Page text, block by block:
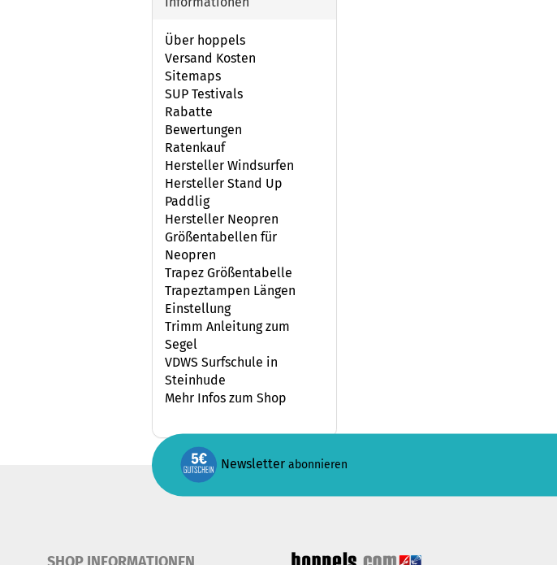
Über hoppels
Versand Kosten
Sitemaps
SUP Testivals
Rabatte
Bewertungen
Ratenkauf
Hersteller Windsurfen
Hersteller Stand Up
Paddlig
Hersteller Neopren
Größentabellen für
Neopren
Trapez Größentabelle
Trapeztampen Längen
Einstellung
Trimm Anleitung zum
Segel
VDWS Surfschule in
Steinhude
Mehr Infos zum Shop
Newsletter abonnieren